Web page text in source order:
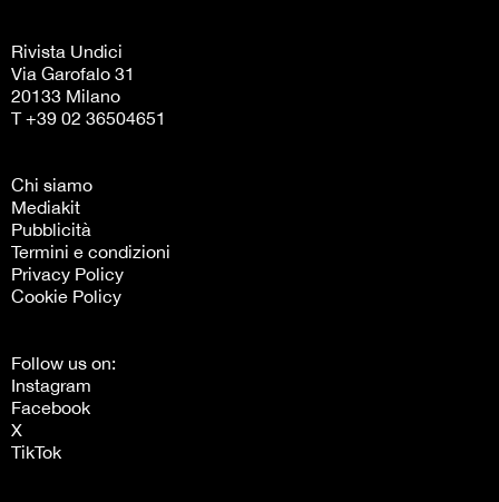
Rivista Undici
Via Garofalo 31
20133 Milano
T +39 02 36504651
Chi siamo
Mediakit
Pubblicità
Termini e condizioni
Privacy Policy
Cookie Policy
Follow us on:
Instagram
Facebook
X
TikTok